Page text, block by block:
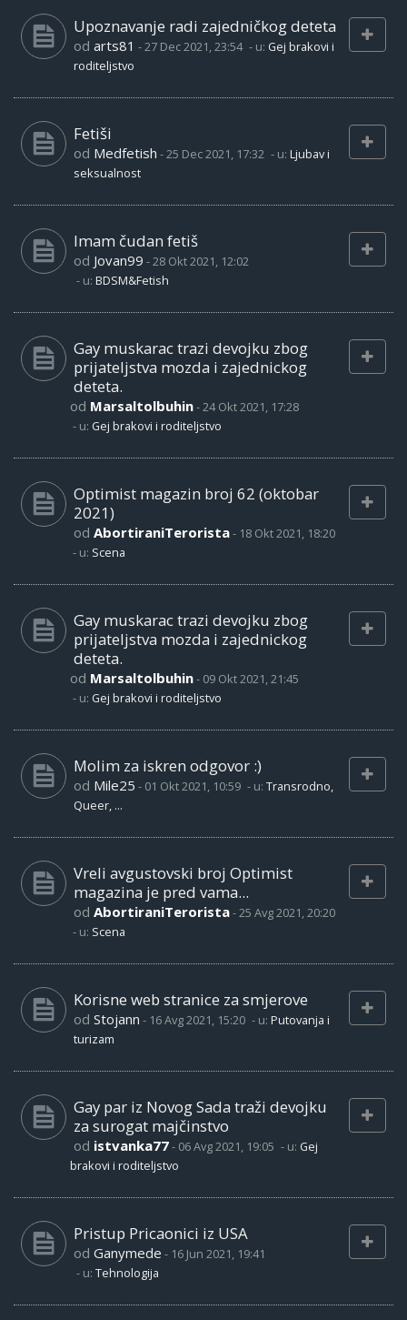
Upoznavanje radi zajedničkog deteta
od arts81 -27 Dec 2021, 23:54 - u: Gej brakovi i
roditeljstvo
Fetiši
od Medfetish -25 Dec 2021, 17:32 - u: Ljubav i
seksualnost
Imam čudan fetiš
od Jovan99 -28 Okt 2021, 12:02
- u: BDSM&Fetish
Gay muskarac trazi devojku zbog
prijateljstva mozda i zajednickog
deteta.
od Marsaltolbuhin-24 Okt 2021, 17:28
- u: Gej brakovi i roditeljstvo
Optimist magazin broj 62 (oktobar
2021)
od AbortiraniTerorista- 18 Okt 2021, 18:20
- u: Scena
Gay muskarac trazi devojku zbog
prijateljstva mozda i zajednickog
deteta.
od Marsaltolbuhin- 09 Okt 2021, 21:45
- u: Gej brakovi i roditeljstvo
Molim za iskren odgovor :)
od Mile25 - 01 Okt 2021, 10:59 - u: Transrodno,
Queer, ...
Vreli avgustovski broj Optimist
magazina je pred vama...
od AbortiraniTerorista-25 Avg 2021, 20:20
- u: Scena
Korisne web stranice za smjerove
od Stojann - 16 Avg 2021, 15:20 - u: Putovanja i
turizam
Gay par iz Novog Sada traži devojku
za surogat majčinstvo
od istvanka77- 06 Avg 2021, 19:05 - u: Gej
brakovi i roditeljstvo
Pristup Pricaonici iz USA
od Ganymede - 16 Jun 2021, 19:41
- u: Tehnologija